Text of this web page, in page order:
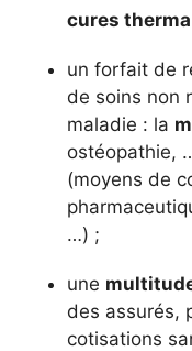
cures
un forfait de
de soins non
maladie : la
ostéopathie,
(moyens de
…) ;
une
des assurés,
cotisations